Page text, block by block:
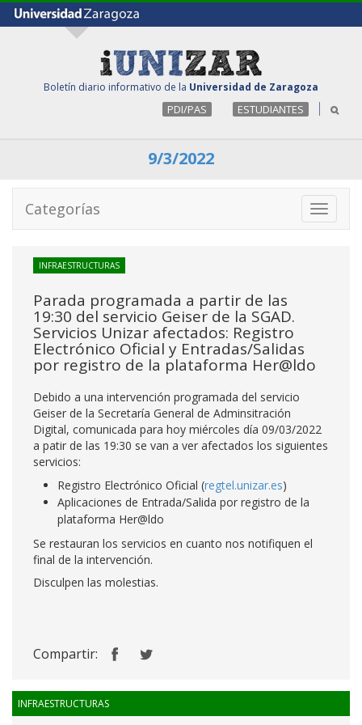
Boletín diario informativo de la Universidad de Zaragoza
PDI/PAS ESTUDIANTES
9/3/2022
Toggle
Categorías
INFRAESTRUCTURAS
Parada programada a partir de las
19:30 del servicio Geiser de la SGAD.
Servicios Unizar afectados: Registro
Electrónico Oficial y Entradas/Salidas
por registro de la plataforma Her@ldo
Debido a una intervención programada del servicio
Geiser de la Secretaría General de Adminsitración
Digital, comunicada para hoy miércoles día 09/03/2022
a patir de las 19:30 se van a ver afectados los siguientes
servicios:
Registro Electrónico Oficial (regtel.unizar.es)
Aplicaciones de Entrada/Salida por registro de la
plataforma Her@ldo
Se restauran los servicios en cuanto nos notifiquen el
final de la intervención.
Disculpen las molestias.
Compartir:
INFRAESTRUCTURAS